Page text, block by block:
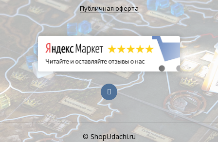
Публичная оферта
© ShopUdachi.ru